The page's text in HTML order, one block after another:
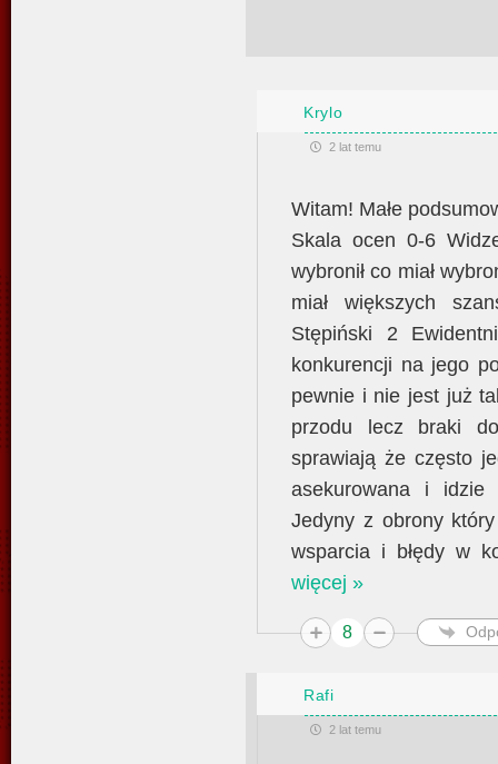
Krylo
2 lat temu
Witam! Małe
Skala ocen 0-6
wybronił co miał
miał większych
Stępiński 2
konkurencji na jego
pewnie i nie jest już
przodu lecz braki
sprawiają że często
asekurowana i
Jedyny z obrony
wsparcia i błędy w
więcej »
8
Rafi
2 lat temu